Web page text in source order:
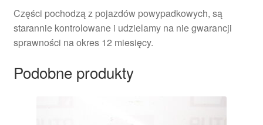
Części pochodzą z pojazdów powypadkowych, są
starannie kontrolowane i udzielamy na nie gwarancji
sprawności na okres 12 miesięcy.
Podobne produkty